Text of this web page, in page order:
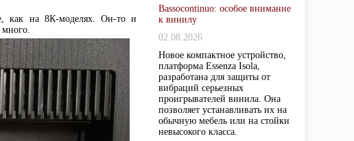
как на 8К-моделях. Он-то и
много.
Bassocontinuo: особое внимание
к винилу
02.08.2026
Новое компактное устройство,
платформа Essenza Isola,
разработана для защиты от
вибраций серьезных
проигрывателей винила. Она
позволяет устанавливать их на
обычную мебель или на стойки
невысокого класса.